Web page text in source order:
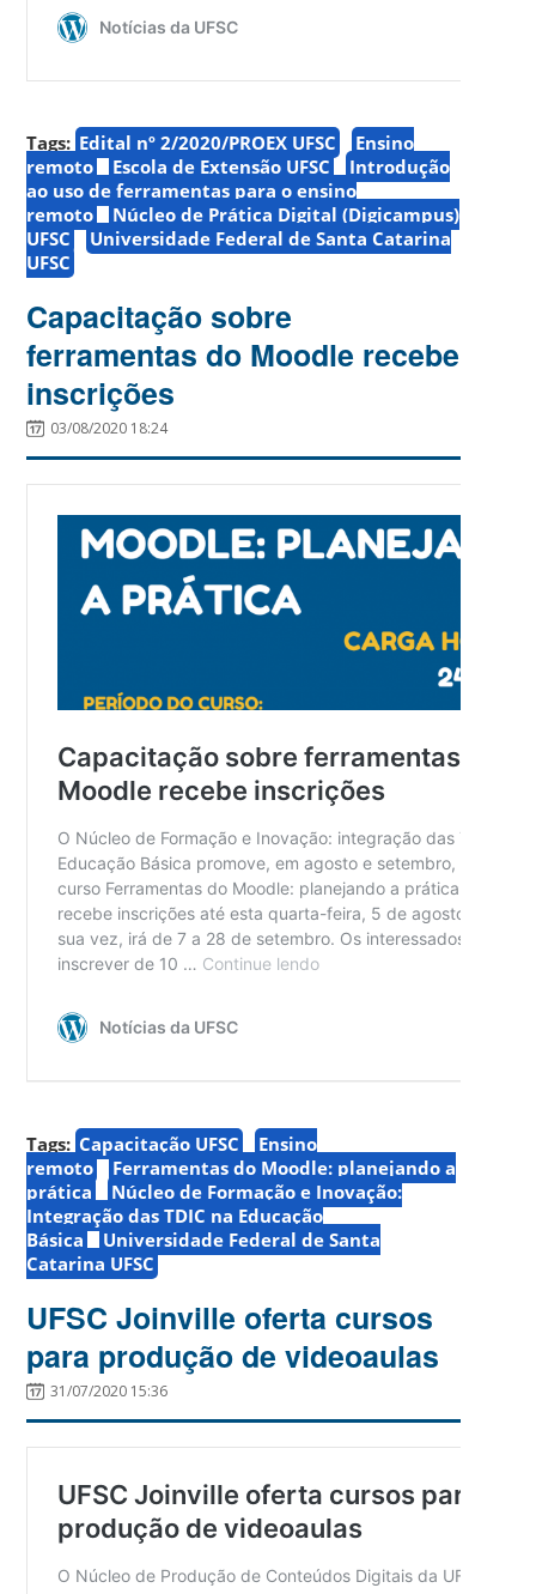
Tags: Edital nº 2/2020/PROEX UFSC
Ensino
remoto
Escola de Extensão UFSC
Introdução
ao uso de ferramentas para o ensino
remoto
Núcleo de Prática Digital (Digicampus)
UFSC
Universidade Federal de Santa Catarina
UFSC
Capacitação sobre
ferramentas do Moodle recebe
inscrições
03/08/2020 18:24
Tags: Capacitação UFSC
Ensino
remoto
Ferramentas do Moodle: planejando a
prática
Núcleo de Formação e Inovação:
Integração das TDIC na Educação
Básica
Universidade Federal de Santa
Catarina UFSC
UFSC Joinville oferta cursos
para produção de videoaulas
31/07/2020 15:36